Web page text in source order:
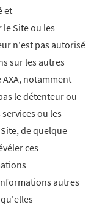
et
Site ou les
n'est pas autorisé
sur les autres
notamment
le détenteur ou
ou les
de quelque
ces
autres